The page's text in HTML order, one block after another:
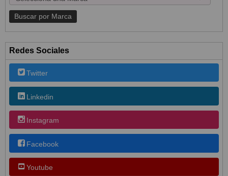
Redes Sociales
Twitter
Linkedin
Instagram
Facebook
Youtube